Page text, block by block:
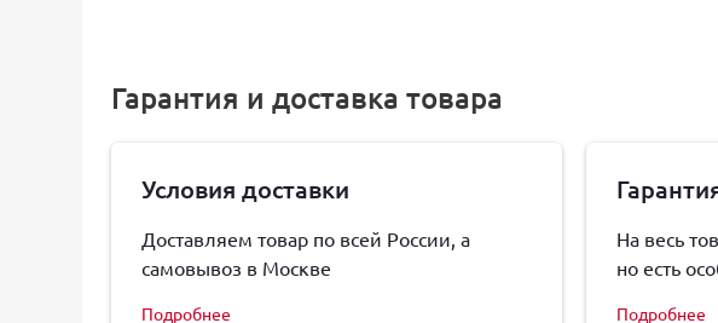
Гарантия и доставка товара
Условия доставки
Доставляем товар по всей России, а
самовывоз в Москве
Подробнее
На весь
но есть
Подробнее